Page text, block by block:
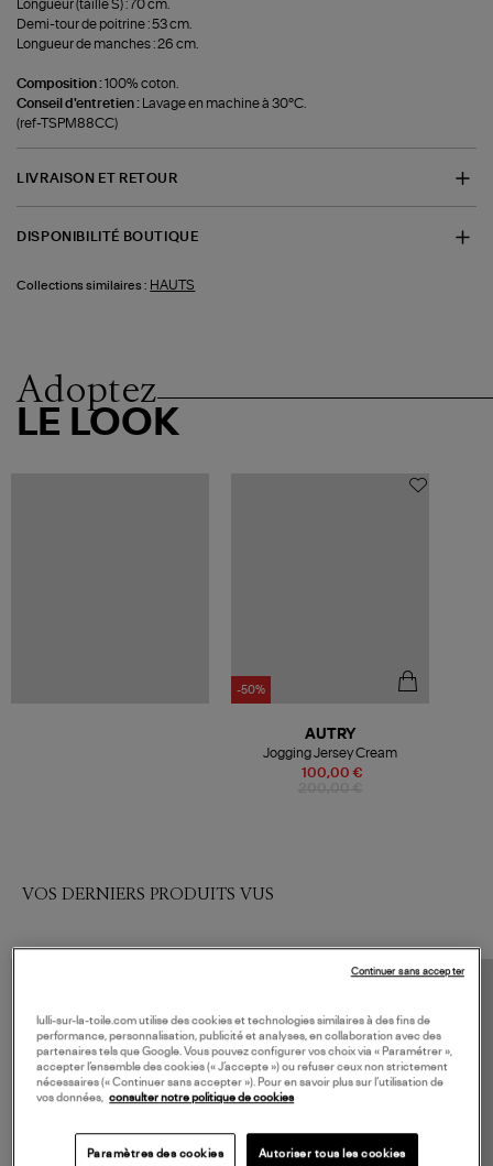
Longueur (taille S) : 70 cm.
Demi-tour de poitrine : 53 cm.
Longueur de manches : 26 cm.
Composition :100% coton.
Conseil d'entretien :
Lavage en machine à 30°C.
(ref-TSPM88CC)
LIVRAISON ET RETOUR
DISPONIBILITÉ BOUTIQUE
Collections similaires : HAUTS
Adoptez
LE LOOK
-50%
100,00 €
AUTRY
Jogging Jersey Cream
VOS DERNIERS PRODUITS VUS
lulli-sur-la-toile.com utilise des cookies et technologies similaires à des fins de
performance, personnalisation, publicité et analyses, en collaboration avec des
partenaires tels que Google. Vous pouvez configurer vos choix via « Paramétrer »,
accepter l’ensemble des cookies (« J’accepte ») ou refuser ceux non strictement
nécessaires (« Continuer sans accepter »). Pour en savoir plus sur l’utilisation de
vos données,
consulter notre politique de cookies
Paramètres des cookies Autoriser tous les cookies
Continuer sans accepter